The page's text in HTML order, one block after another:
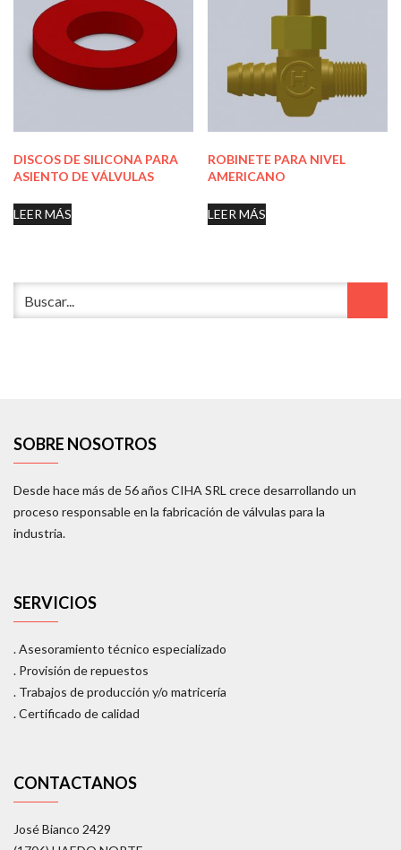
DISCOS DE SILICONA PARA
ASIENTO DE VÁLVULAS
LEER MÁS
ROBINETE PARA NIVEL
AMERICANO
LEER MÁS
SOBRE NOSOTROS
Desde hace más de 56 años CIHA SRL crece desarrollando un
proceso responsable en la fabricación de válvulas para la
industria.
SERVICIOS
. Asesoramiento técnico especializado
. Provisión de repuestos
. Trabajos de producción y/o matricería
. Certificado de calidad
CONTACTANOS
José Bianco 2429